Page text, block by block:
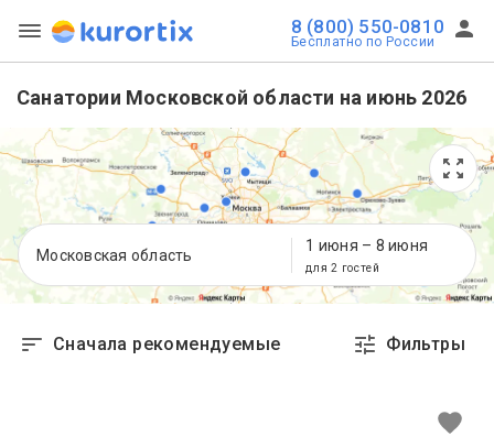
8 (800) 550-0810
Бесплатно по России
Санатории Московской области на июнь 2026
Московская область
1 июня – 8 июня
для 2 гостей
Сначала рекомендуемые Фильтры